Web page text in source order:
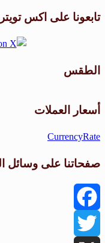
تابعونا على اكس تويتر
الطقس
أسعار العملات
CurrencyRate
صفحاتنا على وسائل
Facebook